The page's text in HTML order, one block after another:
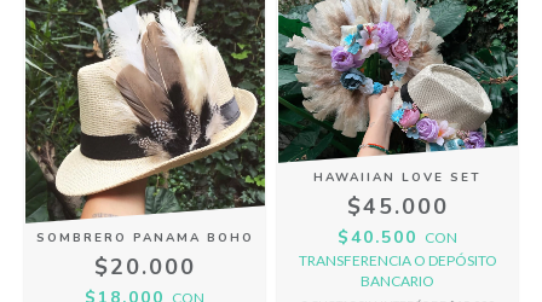
SOMBRERO PANAMA BOHO
$20.000
CON
HAWAIIAN LOVE SET
$45.000
$40.500 CON
TRANSFERENCIA O DEPÓSITO
BANCARIO